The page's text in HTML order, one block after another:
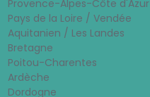
Provence-Alpes-Côte d'Azur
Pays de la Loire / Vendée
Aquitanien / Les Landes
Bretagne
Poitou-Charentes
Ardèche
Dordogne